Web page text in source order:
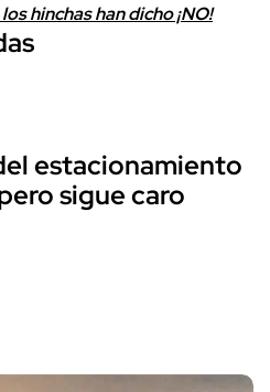
hinchas han dicho ¡NO!
estacionamiento
sigue caro